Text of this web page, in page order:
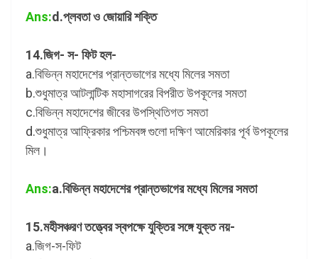
Ans:d.প্লবতা ও জোয়ারি শক্তি
14.জিগ- স- ফিট হল-
a.বিভিন্ন মহাদেশের প্রান্তভাগের মধ্যে মিলের সমতা
b.শুধুমাত্র আটলান্টিক মহাসাগরের বিপরীত উপকূলের সমতা
c.বিভিন্ন মহাদেশের জীবের উপস্থিতিগত সমতা
d.শুধুমাত্র আফ্রিকার পশ্চিমবঙ্গ গুলো দক্ষিণ আমেরিকার পূর্ব উপকূলের
মিল।
Ans:a.বিভিন্ন মহাদেশের প্রান্তভাগের মধ্যে মিলের সমতা
15.মহীসঞ্চরণ তত্ত্বের স্বপক্ষে যুক্তির সঙ্গে যুক্ত নয়-
a.জিগ-স-ফিট